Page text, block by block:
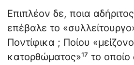
Επιπλέον δε, ποια
επέβαλε το
Ποντίφικα ; Ποίου
κατορθώματος»¹⁷ το